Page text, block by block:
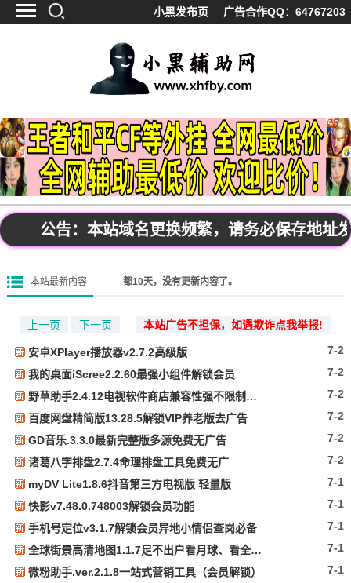
小黑发布页 广告合作QQ：64767203
精品软件
源码分享
资源宝库
站内公告
公告：本站域名更换频繁，请务必保存地址
本站最新内容 都10天，没有更新内容了。
上一页 下一页 本站广告不担保，如遇欺诈点我举报!
安卓XPlayer播放器v2.7.2高级版
7-2
我的桌面iScree2.2.60最强小组件解锁会员
7-2
野草助手2.4.12电视软件商店兼容性强不限制下载
7-2
百度网盘精简版13.28.5解锁VIP养老版去广告
7-2
GD音乐.3.3.0最新完整版多源免费无广告
7-2
诸葛八字排盘2.7.4命理排盘工具免费无广
7-2
myDV Lite1.8.6抖音第三方电视版 轻量版
7-1
快影v7.48.0.748003解锁会员功能
7-1
手机号定位v3.1.7解锁会员异地小情侣查岗必备
7-1
全球街景高清地图1.1.7足不出户看月球、看全国解锁VIP
7-1
微粉助手.ver.2.1.8一站式营销工具（会员解锁）
7-1